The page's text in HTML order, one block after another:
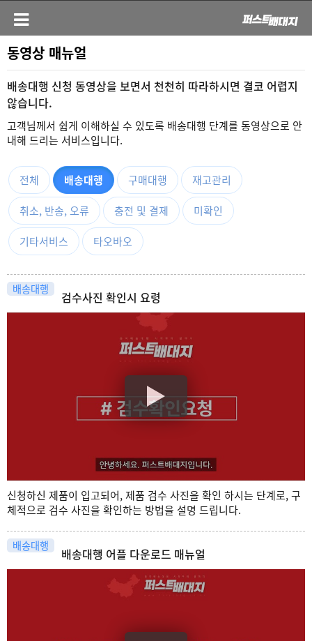
동영상 매뉴얼
배송대행 신청 동영상을 보면서 천천히 따라하시면 결코 어렵지
않습니다.
고객님께서 쉽게 이해하실 수 있도록 배송대행 단계를 동영상으로 안
내해 드리는 서비스입니다.
전체 배송대행 구매대행 재고관리
취소, 반송, 오류 충전 및 결제 미확인
기타서비스 타오바오
배송대행
검수사진 확인시 요령
신청하신 제품이 입고되어, 제품 검수 사진을 확인 하시는 단계로, 구
체적으로 검수 사진을 확인하는 방법을 설명 드립니다.
배송대행
배송대행 어플 다운로드 매뉴얼